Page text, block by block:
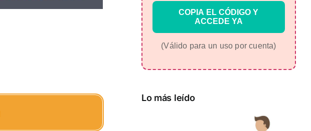
COPIA EL CÓDIGO Y
ACCEDE YA
(Válido para un uso por cuenta)
Lo más leído